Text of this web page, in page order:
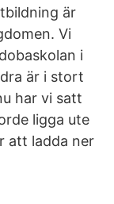
är
Vi
i
är i stort
har vi satt
ligga ute
att ladda ner